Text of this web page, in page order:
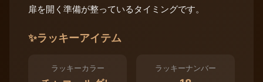
扉を開く準備が整っているタイミングです。
✨ラッキーアイテム
ラッキーカラー ラッキーナンバー